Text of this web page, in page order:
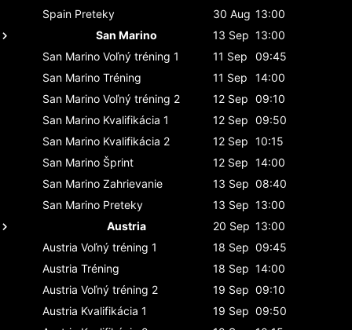
Spain Preteky 30 Aug 13:00
San Marino
13 Sep 13:00
San Marino Voľný tréning 1 11 Sep
09:45
San Marino Tréning 11 Sep
14:00
San Marino Voľný tréning 2 12 Sep 09:10
San Marino Kvalifikácia 1 12 Sep 09:50
San Marino Kvalifikácia 2 12 Sep 10:15
San Marino Šprint 12 Sep 14:00
San Marino Zahrievanie 13 Sep 08:40
San Marino Preteky 13 Sep 13:00
Austria
20 Sep 13:00
Austria Voľný tréning 1 18 Sep 09:45
Austria Tréning 18 Sep 14:00
Austria Voľný tréning 2 19 Sep 09:10
Austria Kvalifikácia 1 19 Sep 09:50